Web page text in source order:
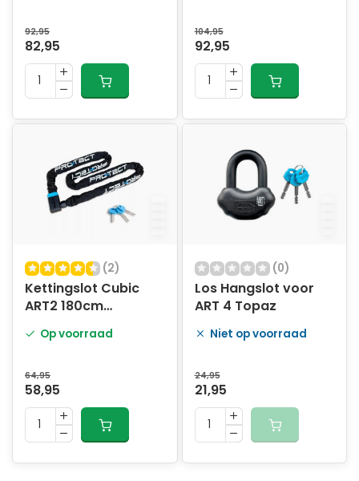
92,95
82,95
104,95
92,95
(2)
Kettingslot Cubic
ART2 180cm
Op voorraad
64,95
58,95
(0)
Los Hangslot voor
ART 4 Topaz
Niet op voorraad
24,95
21,95